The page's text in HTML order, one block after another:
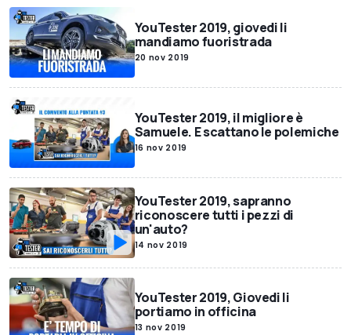
YouTester 2019, giovedi li
mandiamo fuoristrada
20 nov 2019
YouTester 2019, il migliore è
Samuele. E scattano le polemiche
16 nov 2019
YouTester 2019, sapranno
riconoscere tutti i pezzi di
un'auto?
14 nov 2019
YouTester 2019, Giovedi li
portiamo in officina
13 nov 2019